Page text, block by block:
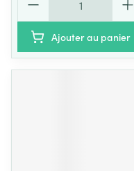
Ajouter au panier